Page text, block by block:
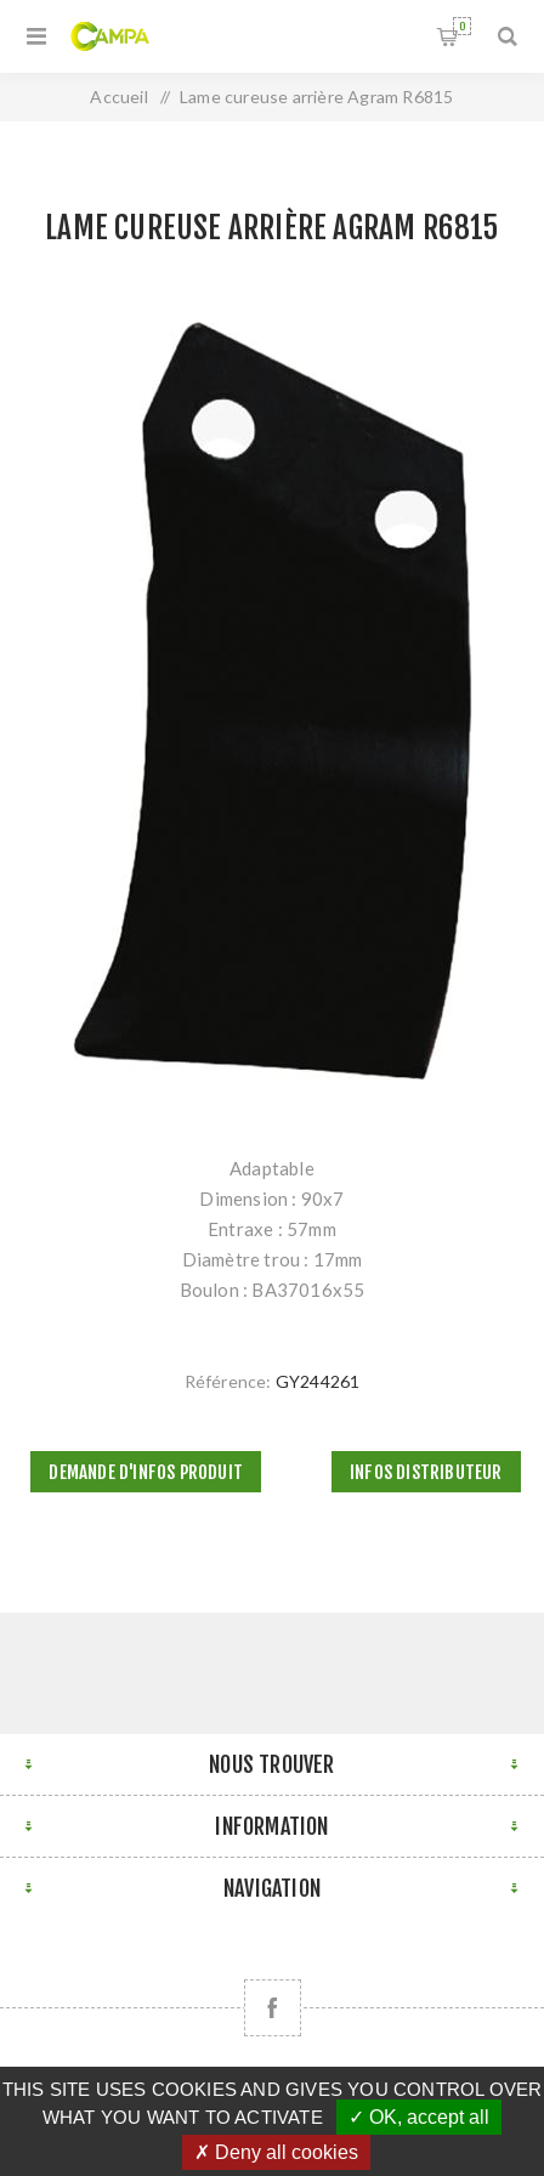
0
Accueil / Lame cureuse arrière Agram R6815
LAME CUREUSE ARRIÈRE AGRAM R6815
Adaptable
Dimension : 90x7
Entraxe : 57mm
Diamètre trou : 17mm
Boulon : BA37016x55
Référence: GY244261
DEMANDE D'INFOS PRODUIT INFOS DISTRIBUTEUR
NOUS TROUVER
INFORMATION
NAVIGATION
Copyright © 2026 CLAAS BRETAGNE SUD. Tous droits
réservés.
Powered by nopCommerce
THIS SITE USES COOKIES AND GIVES YOU CONTROL OVER
WHAT YOU WANT TO ACTIVATE
✓ OK, accept all
✗ Deny all cookies